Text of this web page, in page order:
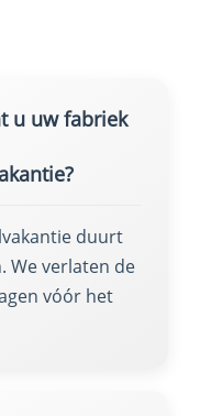
u uw fabriek
duurt
We verlaten de
vóór het